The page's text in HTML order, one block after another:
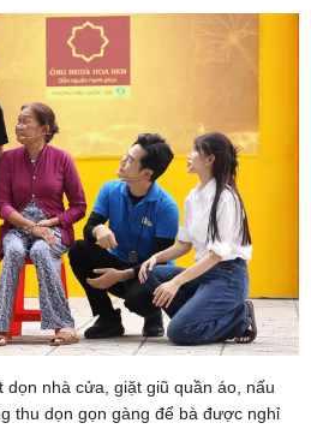
nhà cửa, giặt giũ quần áo, nấu
thu dọn gọn gàng để bà được nghỉ